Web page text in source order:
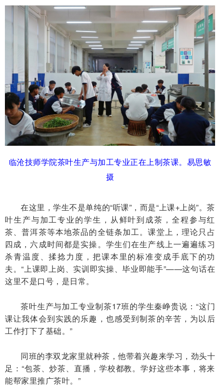
临沧技师学院茶叶生产与加工专业正在上制茶课。易思敏
摄
在这里，学生不是单纯的“听课”，而是“上课+上岗”。茶
叶生产与加工专业的学生，从鲜叶到成茶，全程参与红
茶、普洱茶等本地茶品的全链条加工。课堂上，理论只占
四成，六成时间都是实操。学生们在生产线上一遍遍练习
杀青温度、揉捻力度，把课本里的标准变成手底下的功
夫。“上课即上岗、实训即实操、毕业即能手”——这句话在
这里不是口号，是日常。
茶叶生产与加工专业制茶17班的学生秦峥贵说：“这门
课让我体会到实践的乐趣，也感受到制茶的辛苦，为以后
工作打下了基础。”
同班的李双龙家里就种茶，他带着兴趣来学习，劲头十
足：“包茶、炒茶、直播，学校都教。学好这些本事，将来
能帮家里推广茶叶。”